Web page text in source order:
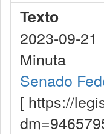
Texto
2023-09-21
Minuta
Senado
[ https://